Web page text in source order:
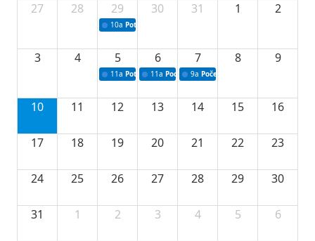
27
28 29
10a Potpisivanje ugovora sa neprofitnim
30 31 1 2
3 4 5
11a Potpisivanje ugovora o stipendijama za
6
11a Podrška razvoju vodne infrastrukture u
7
9a Početak izgradnje nove
8 9
10 11 12 13 14 15 16
17 18 19 20 21 22 23
24 25 26 27 28 29 30
31 1 2 3 4 5 6